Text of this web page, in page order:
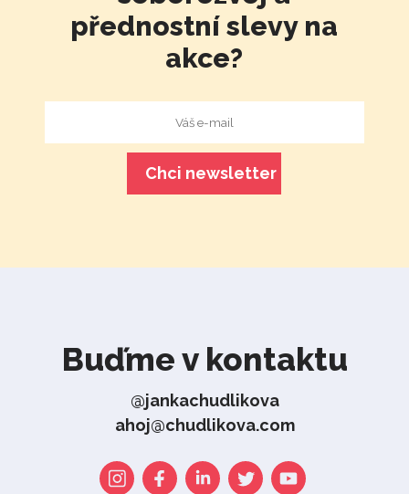
přednostní slevy na
akce?
Buďme v kontaktu
@jankachudlikova
ahoj@chudlikova.com